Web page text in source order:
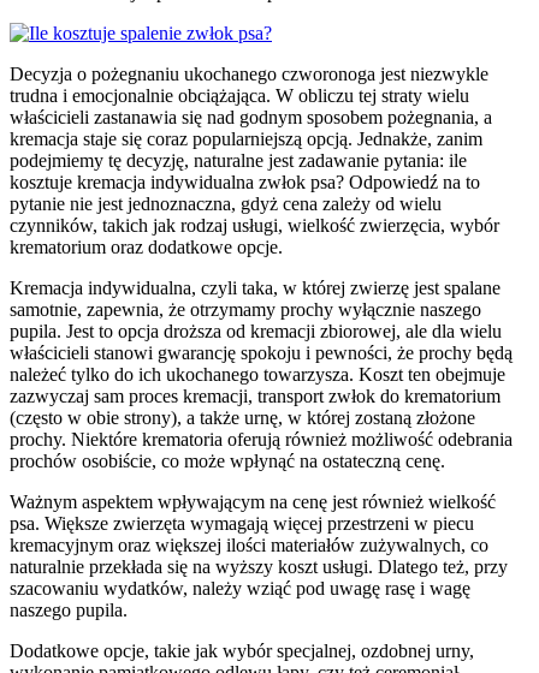
Decyzja o pożegnaniu ukochanego czworonoga jest niezwykle
trudna i emocjonalnie obciążająca. W obliczu tej straty wielu
właścicieli zastanawia się nad godnym sposobem pożegnania, a
kremacja staje się coraz popularniejszą opcją. Jednakże, zanim
podejmiemy tę decyzję, naturalne jest zadawanie pytania: ile
kosztuje kremacja indywidualna zwłok psa? Odpowiedź na to
pytanie nie jest jednoznaczna, gdyż cena zależy od wielu
czynników, takich jak rodzaj usługi, wielkość zwierzęcia, wybór
krematorium oraz dodatkowe opcje.
Kremacja indywidualna, czyli taka, w której zwierzę jest spalane
samotnie, zapewnia, że otrzymamy prochy wyłącznie naszego
pupila. Jest to opcja droższa od kremacji zbiorowej, ale dla wielu
właścicieli stanowi gwarancję spokoju i pewności, że prochy będą
należeć tylko do ich ukochanego towarzysza. Koszt ten obejmuje
zazwyczaj sam proces kremacji, transport zwłok do krematorium
(często w obie strony), a także urnę, w której zostaną złożone
prochy. Niektóre krematoria oferują również możliwość odebrania
prochów osobiście, co może wpłynąć na ostateczną cenę.
Ważnym aspektem wpływającym na cenę jest również wielkość
psa. Większe zwierzęta wymagają więcej przestrzeni w piecu
kremacyjnym oraz większej ilości materiałów zużywalnych, co
naturalnie przekłada się na wyższy koszt usługi. Dlatego też, przy
szacowaniu wydatków, należy wziąć pod uwagę rasę i wagę
naszego pupila.
Dodatkowe opcje, takie jak wybór specjalnej, ozdobnej urny,